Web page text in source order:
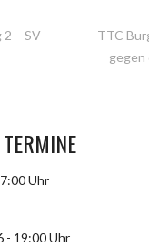
– SV
TTC
gegen
Uhr
- 19:00 Uhr